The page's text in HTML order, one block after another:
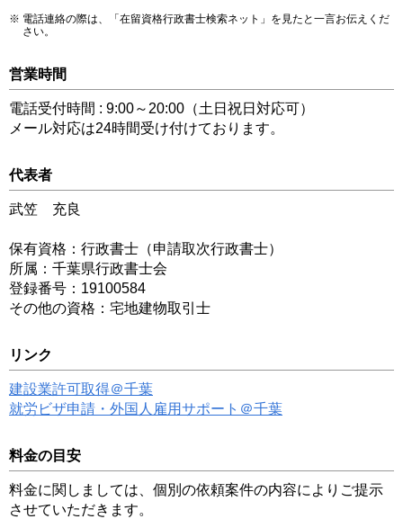
電話連絡の際は、「在留資格行政書士検索ネット」を見たと一言お伝えくだ
さい。
営業時間
電話受付時間 : 9:00～20:00（土日祝日対応可）
メール対応は24時間受け付けております。
代表者
武笠 充良
保有資格：行政書士（申請取次行政書士）
所属：千葉県行政書士会
登録番号：19100584
その他の資格：宅地建物取引士
リンク
建設業許可取得＠千葉
就労ビザ申請・外国人雇用サポート＠千葉
料金の目安
料金に関しましては、個別の依頼案件の内容によりご提示
させていただきます。